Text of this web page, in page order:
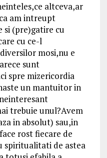
altceva,ar
am intreupt
si (pre)gatire cu
cu ce-l
mosi,nu e
sunt
spre mizericordia
un mantuitor in
trebuie unul?Avem
in absolut) sau,in
rost fiecare de
spiritualitati de astea